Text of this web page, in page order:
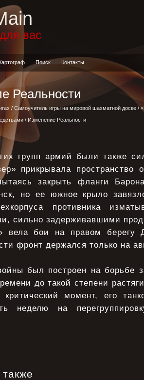
вас
Поиск Контакты
Реальности
/ Самоучитель игры на мировой шахматной доске /
/ Изменение Реальности
групп армий были также
прикрывала пространство
закрыть фланги
но ее южное крыло
противника
сильно задерживавшими
вела бои на правом берегу
фронт держался только на
был построен на борьбе
до такой степени
критический момент, его
неделю на